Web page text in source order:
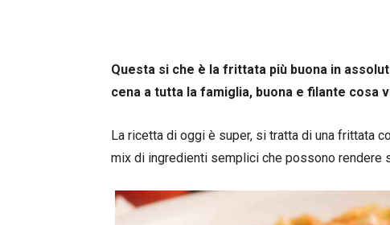
Questa si che è la frittata più buona in
cena a tutta la famiglia, buona e filante cosa
La ricetta di oggi è super, si tratta di una frittata
mix di ingredienti semplici che possono rendere